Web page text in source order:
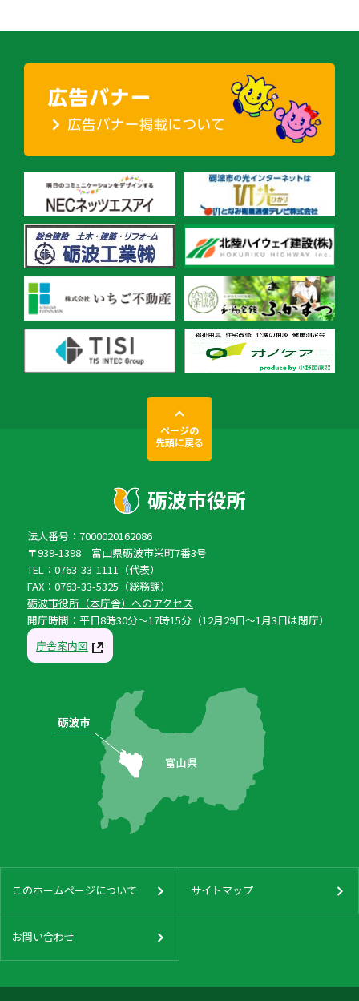
ページの
先頭に戻る
法人番号：7000020162086
〒939-1398 富山県砺波市栄町7番3号
TEL：0763-33-1111（代表）
FAX：0763-33-5325（総務課）
砺波市役所（本庁舎）へのアクセス
開庁時間：平日8時30分〜17時15分（12月29日〜1月3日は閉庁）
庁舎案内図
このホームページについて サイトマップ
お問い合わせ